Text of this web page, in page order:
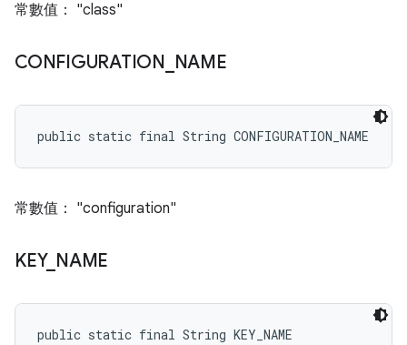
常數值： "class"
CONFIGURATION NAME
public static final String CONFIGURATION_NAME
常數值： "configuration"
KEY_ NAME
public static final String KEY_NAME